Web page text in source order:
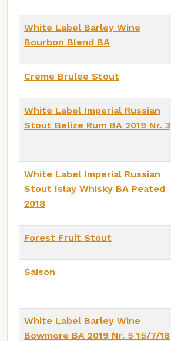
White Label Barley Wine
Bourbon Blend BA
Creme Brulee Stout
White Label Imperial Russian
Stout Belize Rum BA 2019 Nr. 3
White Label Imperial Russian
Stout Islay Whisky BA Peated
2018
Forest Fruit Stout
Saison
White Label Barley Wine
Bowmore BA 2019 Nr. 5 15/7/18